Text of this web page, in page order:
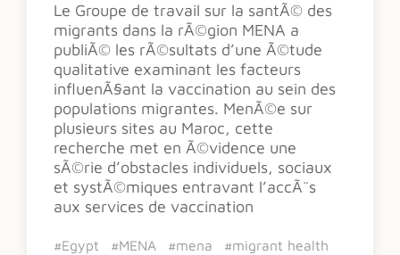
Le Groupe de travail sur la santÃ© des
migrants dans la rÃ©gion MENA a
publiÃ© les rÃ©sultats d’une Ã©tude
qualitative examinant les facteurs
influenÃ§ant la vaccination au sein des
populations migrantes. MenÃ©e sur
plusieurs sites au Maroc, cette
recherche met en Ã©vidence une
sÃ©rie d’obstacles individuels, sociaux
et systÃ©miques entravant l’accÃ¨s
aux services de vaccination
#Egypt #MENA #mena
#migrant health